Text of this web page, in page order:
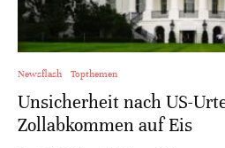
Newsflash Topthemen
Unsicherheit nach US-
Zollabkommen auf Eis